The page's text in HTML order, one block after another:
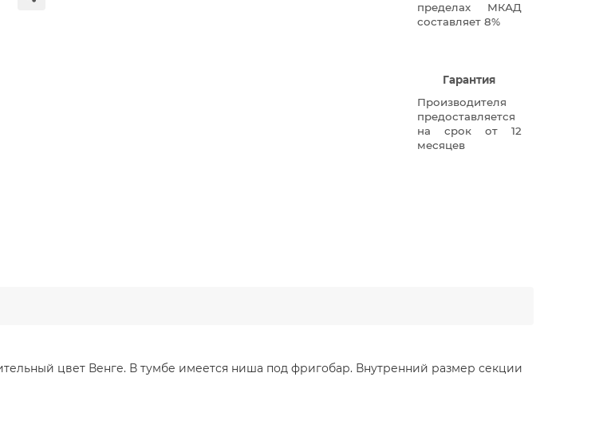
пределах МКАД
составляет 8%
Гарантия
Производителя
предоставляется
на срок от 12
месяцев
цвет Венге. В тумбе имеется ниша под фригобар. Внутренний размер секции